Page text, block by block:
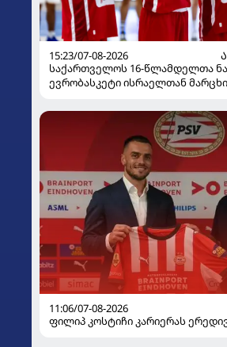
15:23/07-08-2026
საქართველოს 16-წლამდელთა
ევრობასკეტი ისრაელთან
11:06/07-08-2026
ფილიპ კოსტიჩი კარიერას